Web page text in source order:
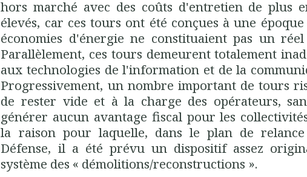
hors marché avec des coûts d'entretien de plus
élevés, car ces tours ont été conçues à une
économies d'énergie ne constituaient pas un réel
Parallèlement, ces tours demeurent totalement
aux technologies de l'information et de la
Progressivement, un nombre important de tours
de rester vide et à la charge des opérateurs,
générer aucun avantage fiscal pour les
la raison pour laquelle, dans le plan de
Défense, il a été prévu un dispositif assez
système des « démolitions/reconstructions ».